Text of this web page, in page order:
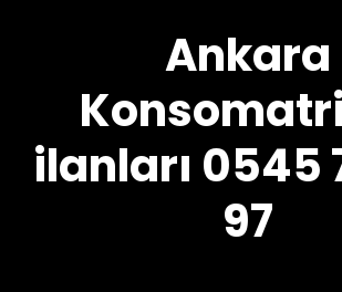
Ankara
ilanları 0545
97